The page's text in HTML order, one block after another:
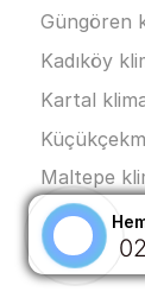
Güngören
Kadıköy
Kartal
Maltepe
Pendik